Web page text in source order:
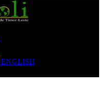
ENGLISH